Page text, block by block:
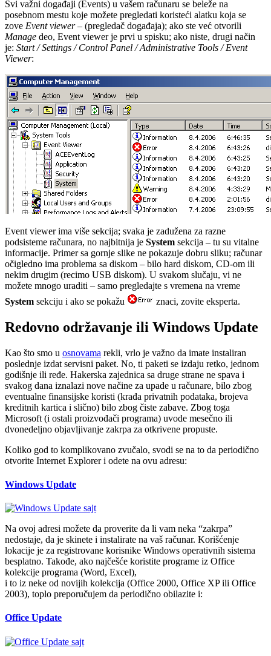
Svi važni događaji (Events) u vašem računaru se beleže na
posebnom mestu koje možete pregledati koristeći alatku koja se
zove Event viewer– (pregledač događaja); ako ste već otvorili
Manage deo, Event viewer je prvi u spisku; ako niste, drugi način
je: Start / Settings / Control Panel / Administrative Tools / Event
Viewer:
Event viewer ima više sekcija; svaka je zadužena za razne
podsisteme računara, no najbitnija je System sekcija – tu su vitalne
informacije. Primer sa gornje slike ne pokazuje dobru sliku; računar
očigledno ima problema sa diskom – bilo hard diskom, CD-om ili
nekim drugim (recimo USB diskom). U svakom slučaju, vi ne
možete mnogo uraditi – samo pregledajte s vremena na vreme
System sekciju i ako se pokažu znaci, zovite eksperta.
Redovno održavanje ili Windows Update
Kao što smo u osnovama rekli, vrlo je važno da imate instaliran
poslednje izdat servisni paket. No, ti paketi se izdaju retko, jednom
godišnje ili ređe. Hakerska zajednica sa druge strane ne spava i
svakog dana iznalazi nove načine za upade u računare, bilo zbog
eventualne finansijske koristi (krađa privatnih podataka, brojeva
kreditnih kartica i slično) bilo zbog čiste zabave. Zbog toga
Microsoft (i ostali proizvođači programa) uvode mesečno ili
dvonedeljno objavljivanje zakrpa za otkrivene propuste.
Koliko god to komplikovano zvučalo, svodi se na to da periodično
otvorite Internet Explorer i odete na ovu adresu:
Windows Update
Na ovoj adresi možete da proverite da li vam neka “zakrpa”
nedostaje, da je skinete i instalirate na vaš računar. Korišćenje
lokacije je za registrovane korisnike Windows operativnih sistema
besplatno. Takođe, ako najčešće koristite programe iz Office
kolekcije programa (Word, Excel),
i to iz neke od novijih kolekcija (Office 2000, Office XP ili Office
2003), toplo preporučujem da periodično obilazite i:
Office Update